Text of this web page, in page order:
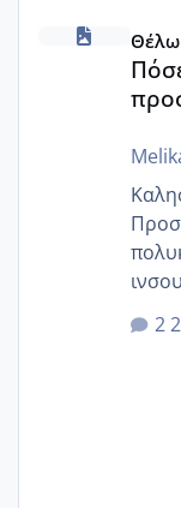
Πόσες είμαστε
Θέλω
δεν χάνω